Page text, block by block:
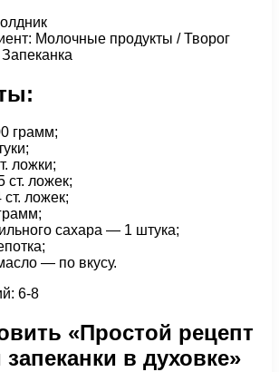
Молочные продукты / Творог
грамм;
ложки;
ложек;
ложек;
сахара — 1 штука;
— по вкусу.
6-8
«Простой рецепт
в духовке»